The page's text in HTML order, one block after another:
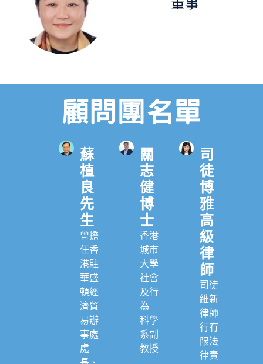
顧問團名單
蘇
植
良
先
生
曾擔
任香
港駐
華盛
頓經
濟貿
易辦
事處
處
關
志
健
博
士
香港
城市
大學
社會
及行
為
科學
系副
教授
司
徒
博
雅
高
級
律
師
司徒
維新
律師
行有
限法
律責